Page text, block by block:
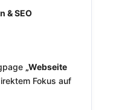
& SEO
„Webseite
Fokus auf